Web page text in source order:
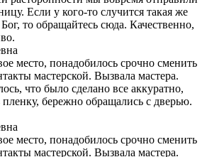
Если у кого-то случится такая же
то обращайтесь сюда. Качественно,
место, понадобилось срочно сменить
мастерской. Вызвала мастера.
что было сделано все аккуратно,
бережно обращались с дверью.
место, понадобилось срочно сменить
мастерской. Вызвала мастера.